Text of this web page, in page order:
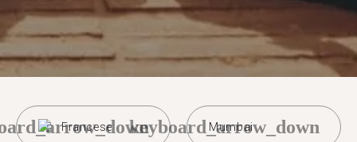
Francese Mumbai
keyboard_arrow_down